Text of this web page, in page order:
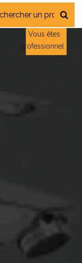
Vous êtes
professionnel